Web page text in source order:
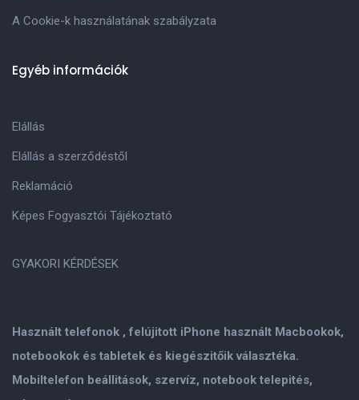
Használt telefonok , felújitott iPhone használt Macbookok,
notebookok és tabletek és kiegészitőik választéka.
Mobiltelefon beállitások, szervíz, notebook telepités,
A Cookie-k használatának szabályzata
Egyéb információk
Elállás
Elállás a szerződéstől
Reklamáció
Képes Fogyasztói Tájékoztató
GYAKORI KÉRDÉSEK